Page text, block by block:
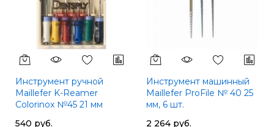
Инструмент ручной
Maillefer K-Reamer
Colorinox №45 21 мм
540 руб.
Инструмент машинный
Maillefer ProFile № 40 25
мм, 6 шт.
2 264 руб.